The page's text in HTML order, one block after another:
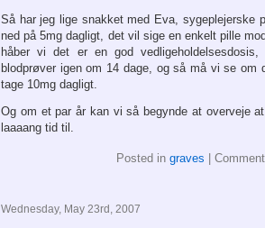
Så har jeg lige snakket med Eva, sygeplejerske
ned på 5mg dagligt, det vil sige en enkelt pille
håber vi det er en god
blodprøver igen om 14 dage, og så må vi se om
tage 10mg dagligt.
Og om et par år kan vi så begynde at overveje
laaaang tid til.
Posted in graves
Wednesday, May 23rd, 2007